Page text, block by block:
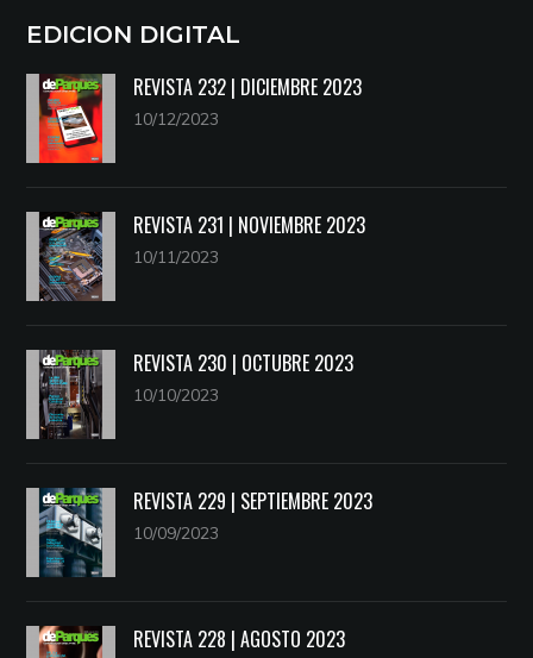
EDICION DIGITAL
REVISTA 232 | DICIEMBRE 2023
10/12/2023
REVISTA 231 | NOVIEMBRE 2023
10/11/2023
REVISTA 230 | OCTUBRE 2023
10/10/2023
REVISTA 229 | SEPTIEMBRE 2023
10/09/2023
REVISTA 228 | AGOSTO 2023